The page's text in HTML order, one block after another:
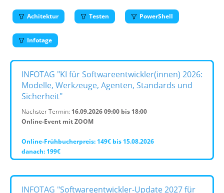
Achitektur Testen PowerShell
Infotage
INFOTAG "KI für Softwareentwickler(innen) 2026:
Modelle, Werkzeuge, Agenten, Standards und
Sicherheit"
Nächster Termin: 16.09.2026 09:00 bis 18:00
Online-Event mit ZOOM
Online-Frühbucherpreis: 149€ bis 15.08.2026
danach: 199€
INFOTAG "Softwareentwickler-Update 2027 für